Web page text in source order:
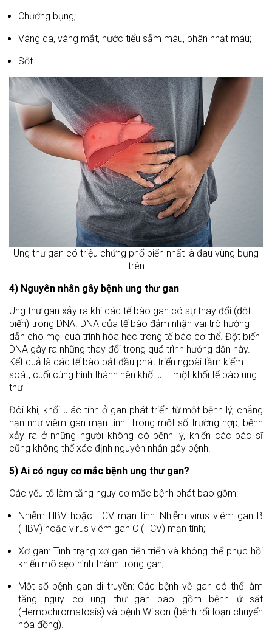
Chướng bụng;
Vàng da, vàng mắt, nước tiểu sẫm màu, phân nhạt màu;
Sốt.
Ung thư gan có triệu chứng phổ biến nhất là đau vùng bụng
trên
4) Nguyên nhân gây bệnh ung thư gan
Ung thư gan xảy ra khi các tế bào gan có sự thay đổi (đột
biến) trong DNA. DNA của tế bào đảm nhận vai trò hướng
dẫn cho mọi quá trình hóa học trong tế bào cơ thể. Đột biến
DNA gây ra những thay đổi trong quá trình hướng dẫn này.
Kết quả là các tế bào bắt đầu phát triển ngoài tầm kiểm
soát, cuối cùng hình thành nên khối u – một khối tế bào ung
thư
Đôi khi, khối u ác tính ở gan phát triển từ một bệnh lý, chẳng
hạn như viêm gan mạn tính. Trong một số trường hợp, bệnh
xảy ra ở những người không có bệnh lý, khiến các bác sĩ
cũng không thể xác định nguyên nhân gây bệnh.
5) Ai có nguy cơ mắc bệnh ung thư gan?
Các yếu tố làm tăng nguy cơ mắc bệnh phát bao gồm:
Nhiễm HBV hoặc HCV mạn tính: Nhiễm virus viêm gan B
(HBV) hoặc virus viêm gan C (HCV) mạn tính;
Xơ gan: Tình trạng xơ gan tiến triển và không thể phục hồi
khiến mô sẹo hình thành trong gan;
Một số bệnh gan di truyền: Các bệnh về gan có thể làm
tăng nguy cơ ung thư gan bao gồm bệnh ứ sắt
(Hemochromatosis) và bệnh Wilson (bệnh rối loạn chuyển
hóa đồng).